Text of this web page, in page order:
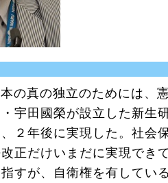
の真の独立のためには、
宇田國榮が設立した新生
２年後に実現した。社会
正だけいまだに実現でき
すが、自衛権を有してい